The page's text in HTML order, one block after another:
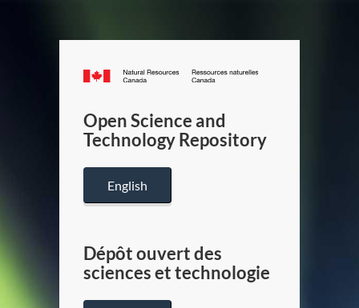
Canada.ca
/
Canada
Open Science and
Technology Repository
English
Dépôt ouvert des
sciences et technologie